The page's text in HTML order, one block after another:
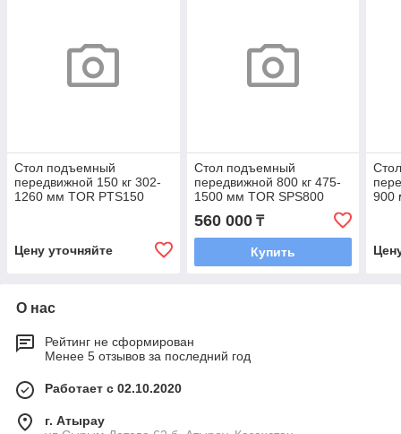
Стол подъемный
передвижной 150 кг 302-
1260 мм TOR PTS150
Цену уточняйте
Стол подъемный
передвижной 800 кг 475-
1500 мм TOR SPS800
560 000₸
Купить
900
О нас
Рейтинг не сформирован
Менее 5 отзывов за последний год
Работает с 02.10.2020
г. Атырау